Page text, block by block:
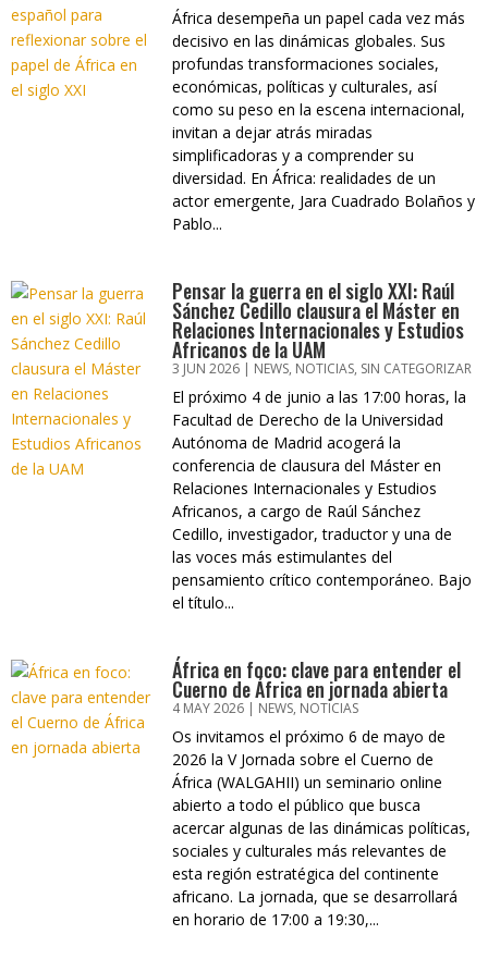
África desempeña un papel cada vez más
decisivo en las dinámicas globales. Sus
profundas transformaciones sociales,
económicas, políticas y culturales, así
como su peso en la escena internacional,
invitan a dejar atrás miradas
simplificadoras y a comprender su
diversidad. En África: realidades de un
actor emergente, Jara Cuadrado Bolaños y
Pablo...
Pensar la guerra en el siglo XXI: Raúl
Sánchez Cedillo clausura el Máster en
Relaciones Internacionales y Estudios
Africanos de la UAM
3 JUN 2026 | NEWS, NOTICIAS, SIN CATEGORIZAR
El próximo 4 de junio a las 17:00 horas, la
Facultad de Derecho de la Universidad
Autónoma de Madrid acogerá la
conferencia de clausura del Máster en
Relaciones Internacionales y Estudios
Africanos, a cargo de Raúl Sánchez
Cedillo, investigador, traductor y una de
las voces más estimulantes del
pensamiento crítico contemporáneo. Bajo
el título...
África en foco: clave para entender el
Cuerno de África en jornada abierta
4 MAY 2026 | NEWS, NOTICIAS
Os invitamos el próximo 6 de mayo de
2026 la V Jornada sobre el Cuerno de
África (WALGAHII) un seminario online
abierto a todo el público que busca
acercar algunas de las dinámicas políticas,
sociales y culturales más relevantes de
esta región estratégica del continente
africano. La jornada, que se desarrollará
en horario de 17:00 a 19:30,...